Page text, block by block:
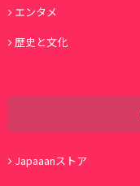
エンタメ
歴史と文化
Japaaanストア